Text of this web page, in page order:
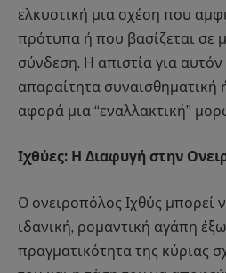
ελκυστική μια σχέση που
πρότυπα ή που βασίζεται σε
σύνδεση. Η απιστία για
απαραίτητα συναισθηματική
αφορά μια “εναλλακτική”
Ιχθύες: Η Διαφυγή στην
Ο ονειροπόλος Ιχθύς μπορεί
ιδανική, ρομαντική αγάπη
πραγματικότητα της κύριας